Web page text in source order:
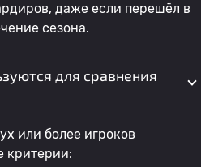
0
Серро Портеньо
даже если перешёл в
сезона.
для сравнения
или более игроков
критерии: